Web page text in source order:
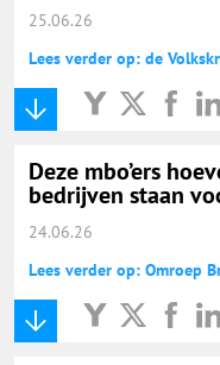
25.06.26
Lees verder op: de
Deze mbo’ers
bedrijven staan
24.06.26
Lees verder op: Omroep